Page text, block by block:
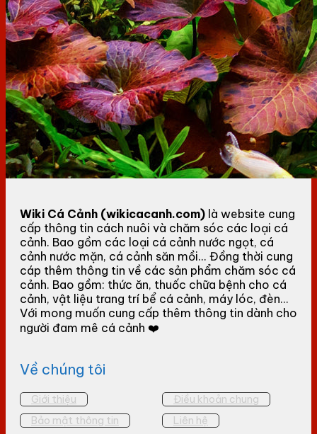
Wiki Cá Cảnh (wikicacanh.com) là website cung
cấp thông tin cách nuôi và chăm sóc các loại cá
cảnh. Bao gồm các loại cá cảnh nước ngọt, cá
cảnh nước mặn, cá cảnh săn mồi... Đồng thời cung
cáp thêm thông tin về các sản phẩm chăm sóc cá
cảnh. Bao gồm: thức ăn, thuốc chữa bệnh cho cá
cảnh, vật liệu trang trí bể cá cảnh, máy lóc, đèn...
Với mong muốn cung cấp thêm thông tin dành cho
người đam mê cá cảnh ❤️
Về chúng tôi
Giới thiệu
Điều khoản chung
Bảo mật thông tin
Liên hệ